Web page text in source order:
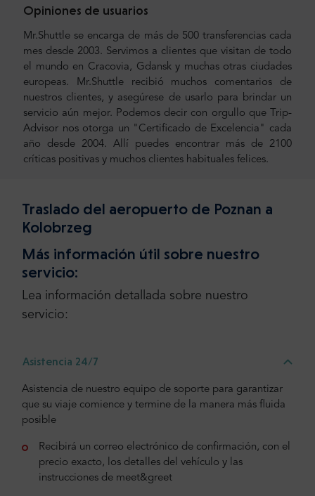
Opiniones de usuarios
Mr.Shuttle se encarga de más de 500 transferencias cada
mes desde 2003. Servimos a clientes que visitan de todo
el mundo en Cracovia, Gdansk y muchas otras ciudades
europeas. Mr.Shuttle recibió muchos comentarios de
nuestros clientes, y asegúrese de usarlo para brindar un
servicio aún mejor. Podemos decir con orgullo que Trip-
Advisor nos otorga un "Certificado de Excelencia" cada
año desde 2004. Allí puedes encontrar más de 2100
críticas positivas y muchos clientes habituales felices.
Traslado del aeropuerto de Poznan a
Kolobrzeg
Más información útil sobre nuestro
servicio:
Lea información detallada sobre nuestro
servicio:
Asistencia 24/7
Asistencia de nuestro equipo de soporte para garantizar
que su viaje comience y termine de la manera más fluida
posible
Recibirá un correo electrónico de confirmación, con el
precio exacto, los detalles del vehículo y las
instrucciones de meet&greet